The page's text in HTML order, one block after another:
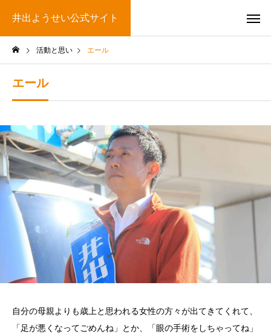
井出ようせい公式サイト
活動と思い エール
エール
自分の母親よりも歳上と思われる女性の方々が出てきてくれて、
「足が悪くなってごめんね」とか、「眼の手術をしちゃってね」